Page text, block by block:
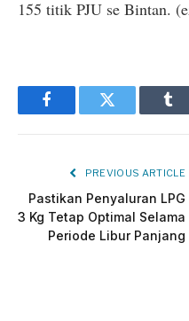
155 titik PJU se Bintan.
FacebookTwitter
PREVIOUS ARTICLE
Pastikan Penyaluran LPG
3 Kg Tetap Optimal Selama
Periode Libur Panjang